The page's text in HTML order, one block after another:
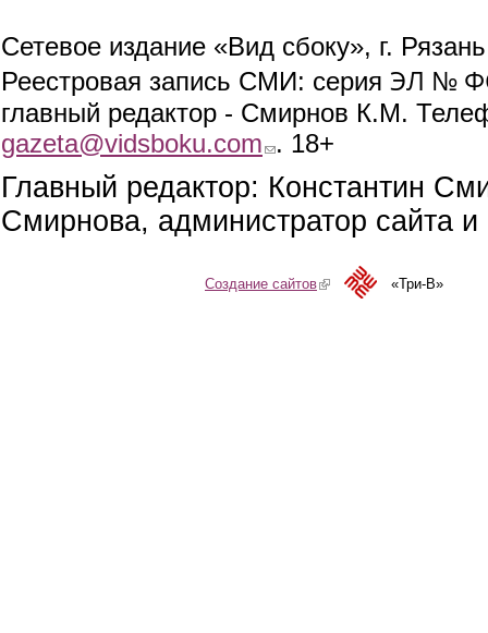
Сетевое издание «Вид сбоку», г.
Реестровая запись СМИ: серия ЭЛ №
главный редактор - Смирнов К.М.
gazeta@vidsboku.com (link sends e-mail)
. 18+
Главный редактор: Константин
Смирнова, администратор сайта
Создание сайтов(link is external)«Три-В»